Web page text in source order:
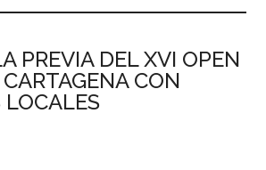
PREVIA DEL XVI OPEN
CON
LOCALES